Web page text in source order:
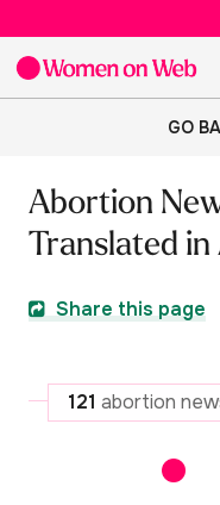
GO
Abortion
Translated in
Share this page
121 abortion